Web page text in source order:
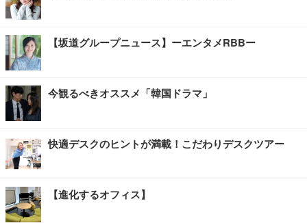
【坂道グループニュース】ーエンタメRBBー
今観るべきオススメ「韓国ドラマ」
快適デスクのヒントが満載！こだわりデスクツアー
【進化するオフィス】